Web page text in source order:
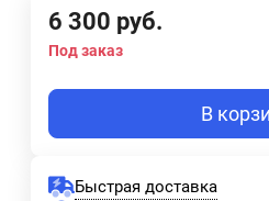
6 300 руб.
Под заказ
В
Быстрая доставка